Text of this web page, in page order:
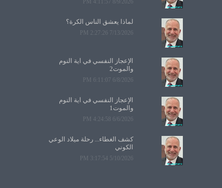
8/9/2026 4:11:57 PM
لماذا يعشق الناس الكرة؟
7/13/2026 2:27:26 PM
الإعجاز النفسي في آية النوم
والموت2
6/8/2026 6:11:07 PM
الإعجاز النفسي في آية النوم
والموت1
6/6/2026 4:24:58 PM
كشف الغطاء... رحلة ميلاد الوعي
الكوني
5/10/2026 3:17:54 PM